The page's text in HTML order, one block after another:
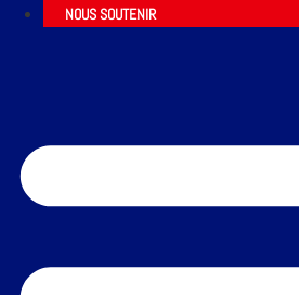
NOUS SOUTENIR